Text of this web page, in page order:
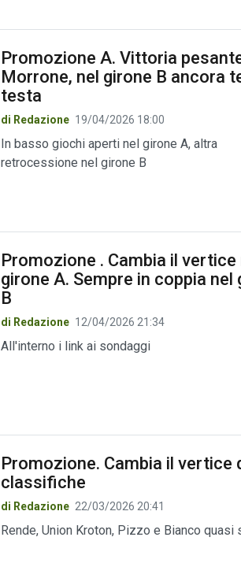
Promozione A. Vittoria
Morrone, nel girone B ancora
testa
di Redazione 19/04/2026 18:00
In basso giochi aperti nel girone A, altra
retrocessione nel girone B
Promozione . Cambia il vertice
girone A. Sempre in coppia nel
B
di Redazione 12/04/2026 21:34
All'interno i link ai sondaggi
Promozione. Cambia il vertice
classifiche
di Redazione 22/03/2026 20:41
Rende, Union Kroton, Pizzo e Bianco quasi